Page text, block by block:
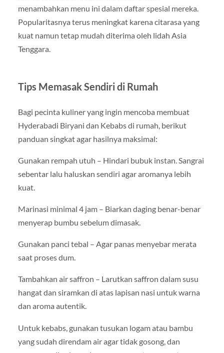
menambahkan menu ini dalam daftar spesial mereka.
Popularitasnya terus meningkat karena citarasa yang
kuat namun tetap mudah diterima oleh lidah Asia
Tenggara.
Tips Memasak Sendiri di Rumah
Bagi pecinta kuliner yang ingin mencoba membuat
Hyderabadi Biryani dan Kebabs di rumah, berikut
panduan singkat agar hasilnya maksimal:
Gunakan rempah utuh – Hindari bubuk instan. Sangrai
sebentar lalu haluskan sendiri agar aromanya lebih
kuat.
Marinasi minimal 4 jam – Biarkan daging benar-benar
menyerap bumbu sebelum dimasak.
Gunakan panci tebal – Agar panas menyebar merata
saat proses dum.
Tambahkan air saffron – Larutkan saffron dalam susu
hangat dan siramkan di atas lapisan nasi untuk warna
dan aroma autentik.
Untuk kebabs, gunakan tusukan logam atau bambu
yang sudah direndam air agar tidak gosong, dan